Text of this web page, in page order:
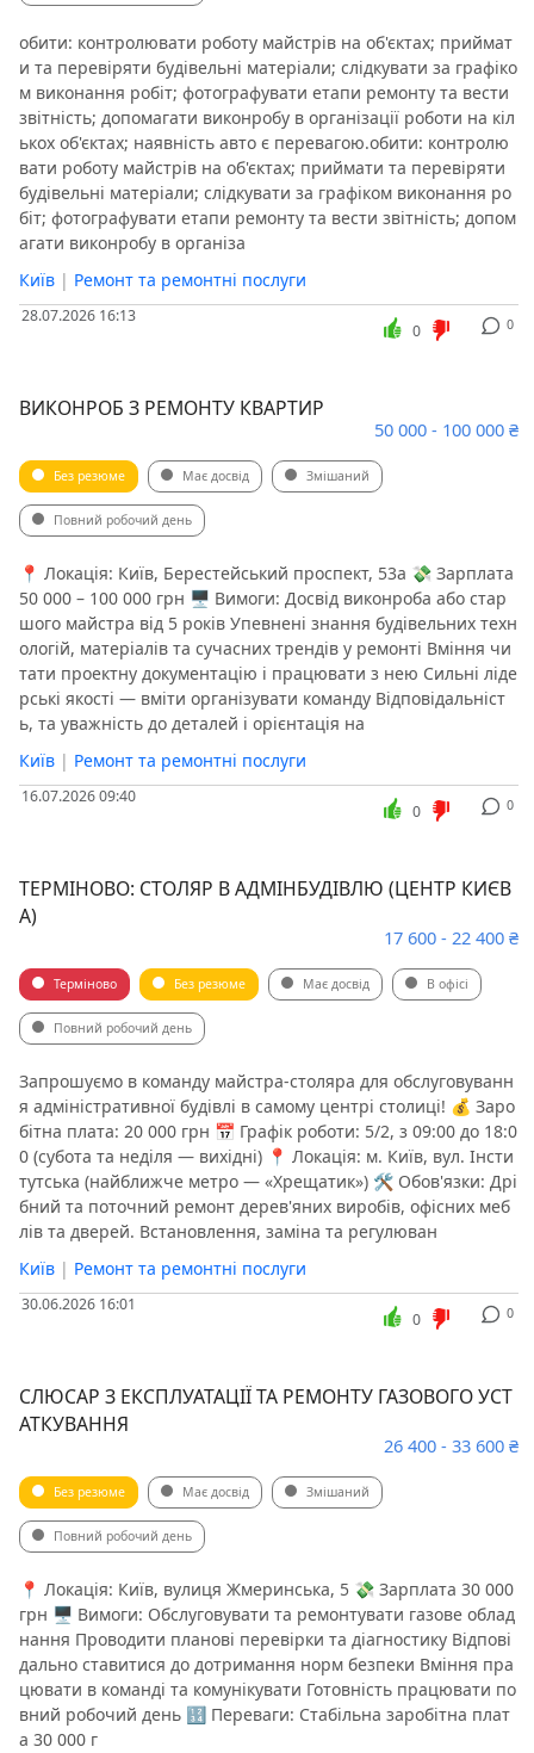
обити: контролювати роботу майстрів на об'єктах; приймат
и та перевіряти будівельні матеріали; слідкувати за графіко
м виконання робіт; фотографувати етапи ремонту та вести
звітність; допомагати виконробу в організації роботи на кіл
ькох об'єктах; наявність авто є перевагою.обити: контролю
вати роботу майстрів на об'єктах; приймати та перевіряти
будівельні матеріали; слідкувати за графіком виконання ро
біт; фотографувати етапи ремонту та вести звітність; допом
агати виконробу в організа
Київ | Ремонт та ремонтні послуги
28.07.2026 16:13 0
0
ВИКОНРОБ З РЕМОНТУ КВАРТИР
50 000 - 100 000 ₴
Без резюме Має досвід Змішаний
Повний робочий день
📍 Локація: Київ, Берестейський проспект, 53а 💸 Зарплата
50 000 – 100 000 грн 🖥 Вимоги: Досвід виконроба або стар
шого майстра від 5 років Упевнені знання будівельних техн
ологій, матеріалів та сучасних трендів у ремонті Вміння чи
тати проектну документацію і працювати з нею Сильні ліде
рські якості — вміти організувати команду Відповідальніст
ь, та уважність до деталей і орієнтація на
Київ | Ремонт та ремонтні послуги
16.07.2026 09:40 0
0
ТЕРМІНОВО: СТОЛЯР В АДМІНБУДІВЛЮ (ЦЕНТР КИЄВ
А)
17 600 - 22 400 ₴
Терміново Без резюме Має досвід В офісі
Повний робочий день
Запрошуємо в команду майстра-столяра для обслуговуванн
я адміністративної будівлі в самому центрі столиці! 💰 Заро
бітна плата: 20 000 грн 📅 Графік роботи: 5/2, з 09:00 до 18:0
0 (субота та неділя — вихідні) 📍 Локація: м. Київ, вул. Інсти
тутська (найближче метро — «Хрещатик») 🛠 Обов'язки: Дрі
бний та поточний ремонт дерев'яних виробів, офісних меб
лів та дверей. Встановлення, заміна та регулюван
Київ | Ремонт та ремонтні послуги
30.06.2026 16:01 0
0
СЛЮСАР З ЕКСПЛУАТАЦІЇ ТА РЕМОНТУ ГАЗОВОГО УСТ
АТКУВАННЯ
26 400 - 33 600 ₴
Без резюме Має досвід Змішаний
Повний робочий день
📍 Локація: Київ, вулиця Жмеринська, 5 💸 Зарплата 30 000
грн 🖥 Вимоги: Обслуговувати та ремонтувати газове облад
нання Проводити планові перевірки та діагностику Відпові
дально ставитися до дотримання норм безпеки Вміння пра
цювати в команді та комунікувати Готовність працювати по
вний робочий день 🔢 Переваги: Стабільна заробітна плат
а 30 000 г